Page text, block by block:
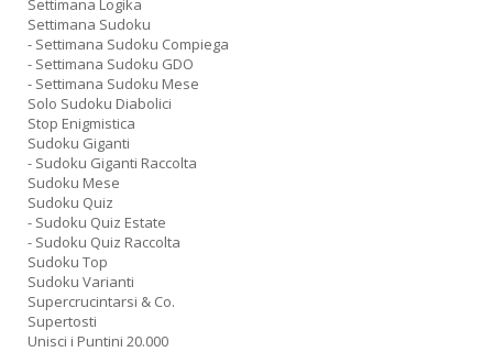
Settimana Logika
Settimana Sudoku
- Settimana Sudoku Compiega
- Settimana Sudoku GDO
- Settimana Sudoku Mese
Solo Sudoku Diabolici
Stop Enigmistica
Sudoku Giganti
- Sudoku Giganti Raccolta
Sudoku Mese
Sudoku Quiz
- Sudoku Quiz Estate
- Sudoku Quiz Raccolta
Sudoku Top
Sudoku Varianti
Supercrucintarsi & Co.
Supertosti
Unisci i Puntini 20.000